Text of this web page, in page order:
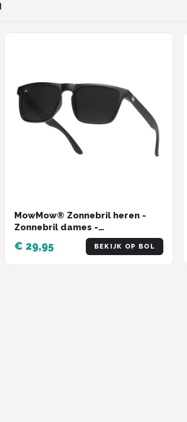
MowMow® Zonnebril heren -
Zonnebril dames -
Gepolariseerd - X-CelLens -
THOR
€ 29,95 BEKIJK OP BOL